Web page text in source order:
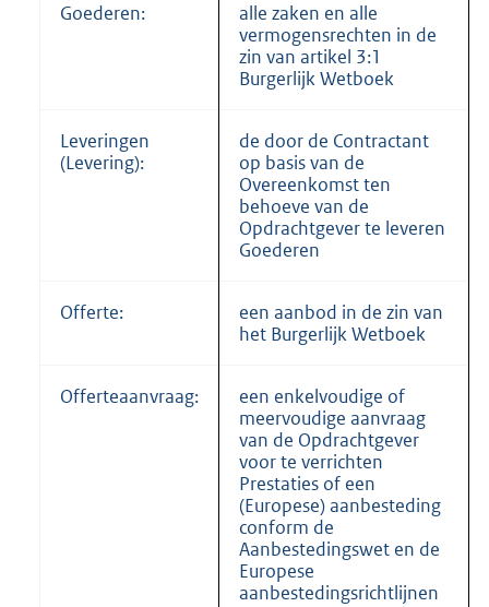
Goederen:
alle zaken en alle
vermogensrechten in de
zin van artikel 3:1
Burgerlijk Wetboek
Leveringen
(Levering):
de door de Contractant
op basis van de
Overeenkomst ten
behoeve van de
Opdrachtgever te leveren
Goederen
Offerte:
een aanbod in de zin van
het Burgerlijk Wetboek
Offerteaanvraag:
een enkelvoudige of
meervoudige aanvraag
van de Opdrachtgever
voor te verrichten
Prestaties of een
(Europese) aanbesteding
conform de
Aanbestedingswet en de
Europese
aanbestedingsrichtlijnen